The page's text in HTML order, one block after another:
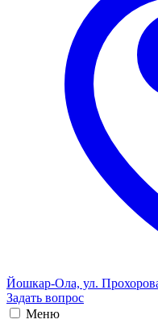
Йошкар-Ола, ул.
Задать вопрос
Меню